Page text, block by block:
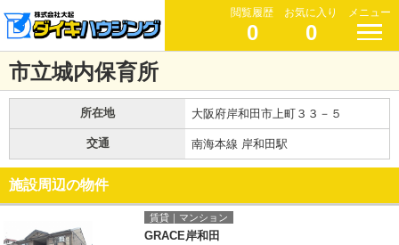
閲覧履歴
0
お気に入り
0
メニュー
市立城内保育所
所在地 大阪府岸和田市上町３３－５
交通 南海本線 岸和田駅
施設周辺の物件
賃貸｜マンション
GRACE岸和田